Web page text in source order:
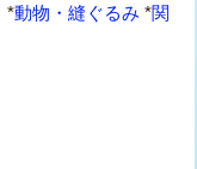
*動物・縫ぐるみ *関